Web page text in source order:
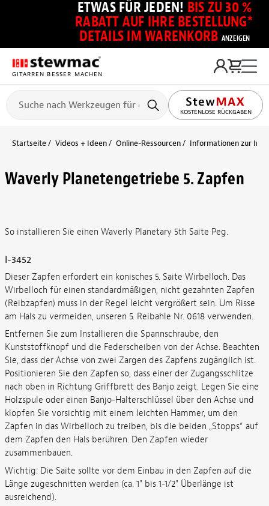
ETWAS FÜR JEDEN! BIS ZU 30 %
RABATT AUF IHRE BESTELLUNG*
DETAILS IM WARENKORB ANZEIGEN
GITARREN BESSER MACHEN
KOSTENLOSE RÜCKGABEN
Startseite Videos + Ideen Online-Ressourcen Informationen zur
Waverly Planetengetriebe 5. Zapfen
So installieren Sie einen Waverly Planetary 5th Saite Peg.
I-3452
Dieser Zapfen erfordert ein konisches 5. Saite Wirbelloch. Das
Wirbelloch für einen standardmäßigen, nicht gezahnten Zapfen
(Reibzapfen) muss in der Regel leicht vergrößert sein. Um Risse
am Hals zu vermeiden, unseren 5. Reibahle Nr. 0618 verwenden.
Entfernen Sie zum Installieren die Spannschraube, den
Kunststoffknopf und die Federscheiben von der Achse. Beachten
Sie, dass der Achse von zwei Zargen des Zapfens zugänglich ist.
Positionieren Sie den Zapfen so, dass einer der Zugangsschlitze
nach oben in Richtung Griffbrett des Banjo zeigt. Legen Sie eine
Holzspule oder einen Banjo-Halterschlüssel über den Achse und
klopfen Sie vorsichtig mit einem leichten Hammer, um den
Zapfen in das Wirbelloch zu treiben, bis die beiden „Stopps“ auf
dem Zapfen den Hals berühren. Den Zapfen wieder
zusammenbauen.
Wichtig: Die Saite sollte vor dem Einbau in den Zapfen auf die
Länge zugeschnitten werden (ca. 1" bis 1-1/2" Überlänge ist
ausreichend).